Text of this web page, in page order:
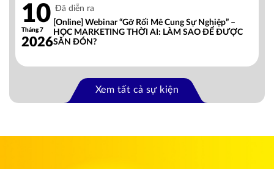
10
Tháng 7
2026
Đã diễn ra
[Online] Webinar “Gỡ Rối Mê Cung Sự Nghiệp” –
HỌC MARKETING THỜI AI: LÀM SAO ĐỂ ĐƯỢC
SĂN ĐÓN?
Xem tất cả sự kiện